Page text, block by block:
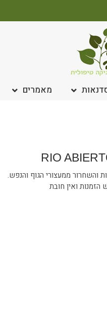
מאמרים
והשחרור ממעצורי הגוף והנפש.
הזמנות ואין חובת